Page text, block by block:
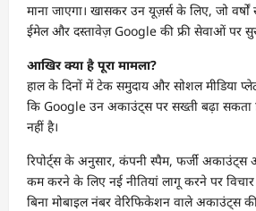
माना जाएगा। खासकर उन यूज़र्स के लिए, जो वर्षों
ईमेल और दस्तावेज़ Google की फ्री सेवाओं पर
आखिर क्या है पूरा मामला?
हाल के दिनों में टेक समुदाय और सोशल मीडिया
कि Google उन अकाउंट्स पर सख्ती बढ़ा सकता
नहीं है।
रिपोर्ट्स के अनुसार, कंपनी स्पैम, फर्जी अकाउंट्स
कम करने के लिए नई नीतियां लागू करने पर
बिना मोबाइल नंबर वेरिफिकेशन वाले अकाउंट्स